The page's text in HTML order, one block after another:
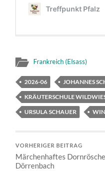
Frankreich (Elsass)
2026-06 JOHANNES
KRÄUTERSCHULE
URSULA SCHAUER
VORHERIGER BEITRAG
Märchenhaftes
Dörrenbach